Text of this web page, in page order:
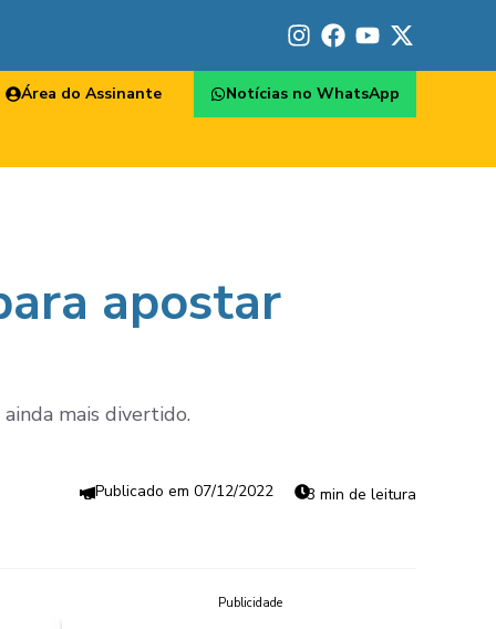
Área do Assinante Notícias no WhatsApp
apostar
mais divertido.
07/12/2022 3 min de leitura
Publicidade